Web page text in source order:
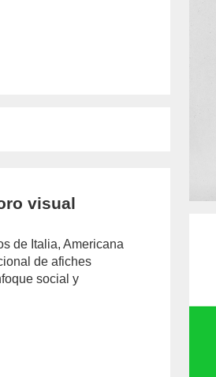
visual
de Italia, Americana
de afiches
social y